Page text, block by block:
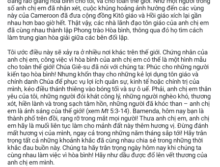
số anh chị em đã nhận xét, cuộc khủng hoảng ảnh hưởng đến các vùng
này của Cameroon đã đưa cộng đồng Kitô giáo và Hồi giáo xích lại gần
nhau hơn bao giờ hết. Thật vậy, các nhà lãnh đạo tôn giáo của anh chị em
đã cùng nhau thành lập Phong trào Hòa bình, thông qua đó họ tìm cách
làm trung gian hòa giải giữa các bên đối lập.
Tôi ước điều này sẽ xảy ra ở nhiều nơi khác trên thế giới. Chứng nhân của
anh chị em, công việc vì hòa bình của anh chị em có thể là một hình mẫu
cho toàn thế giới! Chúa Giê-su đã nói với chúng ta: Phúc cho những người
kiến tạo hòa bình! Nhưng khốn thay cho những kẻ lợi dụng tôn giáo và
chính danh Chúa để phục vụ lợi ích quân sự, kinh tế hoặc chính trị của
mình, kéo điều thánh thiêng vào bóng tối và sự ô uế. Phải, anh chị em thân
yêu của tôi, những người đói khát công lý, những người nghèo khó, thương
xót, hiền lành và trong sạch tâm hồn, những người đã khóc than – anh chị
em là ánh sáng của thế giới! (xem Mt 5:3-14). Bamenda, hôm nay bạn là
thành phố trên đồi, rạng rỡ trong mắt mọi người! Thưa anh chị em, anh chị
em hãy là muối liên tục làm cho mảnh đất này thêm hương vị. Đừng đánh
mất hương vị của mình, ngay cả trong những năm tháng sắp tới! Hãy trân
trọng tất cả những khoảnh khắc đã cùng nhau chia sẻ trong những thời
khắc đau buồn này. Chúng ta hãy trân trọng ngày hôm nay khi chúng ta
cùng nhau làm việc vì hòa bình! Hãy như dầu được đổ lên vết thương của
anh chị em mình.